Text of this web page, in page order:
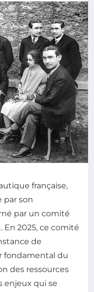
française,
par son
par un comité
En 2025, ce comité
de
fondamental du
des ressources
enjeux qui se